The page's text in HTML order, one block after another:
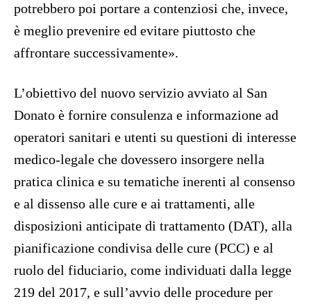
potrebbero poi portare a contenziosi che, invece,
è meglio prevenire ed evitare piuttosto che
affrontare successivamente».
L’obiettivo del nuovo servizio avviato al San
Donato è fornire consulenza e informazione ad
operatori sanitari e utenti su questioni di interesse
medico-legale che dovessero insorgere nella
pratica clinica e su tematiche inerenti al consenso
e al dissenso alle cure e ai trattamenti, alle
disposizioni anticipate di trattamento (DAT), alla
pianificazione condivisa delle cure (PCC) e al
ruolo del fiduciario, come individuati dalla legge
219 del 2017, e sull’avvio delle procedure per